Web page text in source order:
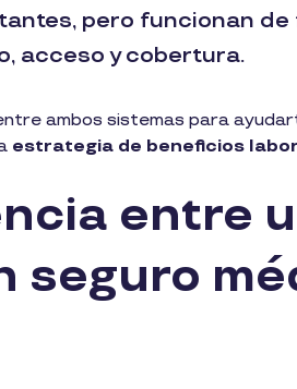
pero funcionan de
acceso y cobertura.
ambos sistemas para
estrategia de beneficios
entre
seguro